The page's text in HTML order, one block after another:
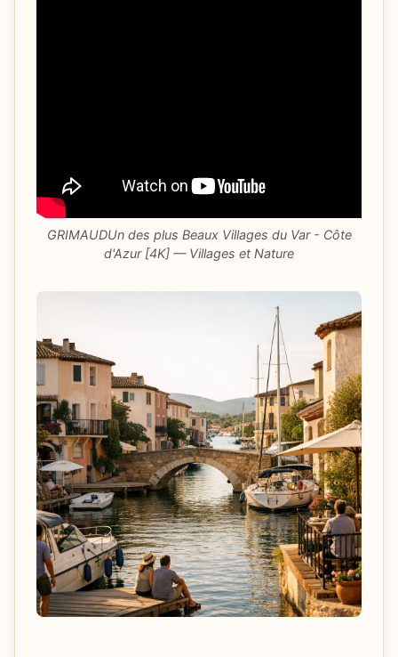
GRIMAUDUn des plus Beaux Villages du Var - Côte
d'Azur [4K] — Villages et Nature